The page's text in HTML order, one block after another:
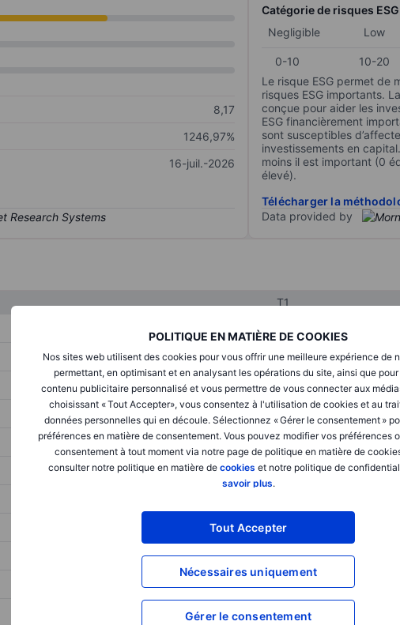
POLITIQUE EN MATIÈRE DE COOKIES
Nos sites web utilisent des cookies pour vous offrir une meilleure expérience de
permettant, en optimisant et en analysant les opérations du site, ainsi que
contenu publicitaire personnalisé et vous permettre de vous connecter aux
choisissant « Tout Accepter», vous consentez à l'utilisation de cookies et au
données personnelles qui en découle. Sélectionnez « Gérer le consentement »
préférences en matière de consentement. Vous pouvez modifier vos préférences
consentement à tout moment via notre page de politique en matière de
consulter notre politique en matière de cookies et notre politique de
savoir plus.
Tout Accepter
Nécessaires uniquement
Gérer le consentement
8,17
1246,97%
16-juil.-2026
Catégorie de risques ESG
Negligible
Low
0-10 10-20
Le risque ESG permet de
risques ESG importants.
conçue pour aider les
ESG financièrement
sont susceptibles
investissements en
moins il est important (0
élevé).
Télécharger la
Data provided by
T1
XXXXXXX
XXXXXXX
XXXXXXX
XXXXXXX
XXXXXXX
XXXXXXX
XXXXXXX